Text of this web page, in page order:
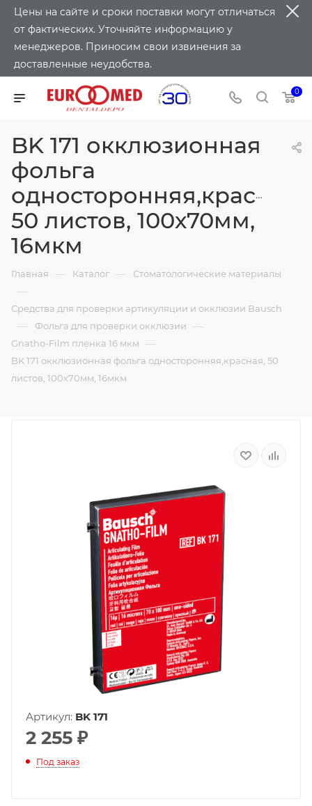
Цены на сайте и сроки поставки могут отличаться
от фактических. Уточняйте информацию у
менеджеров. Приносим свои извинения за
доставленные неудобства.
0
BK 171 окклюзионная
фольга
односторонняя,красная,
50 листов, 100х70мм,
16мкм
Главная — Каталог — Стоматологические материалы
—
Средства для проверки артикуляции и окклюзии Bausch
— Фольга для проверки окклюзии —
Gnatho-Film пленка 16 мкм —
BK 171 окклюзионная фольга односторонняя,красная, 50
листов, 100х70мм, 16мкм
Артикул: BK 171
2 255 ₽
Под заказ